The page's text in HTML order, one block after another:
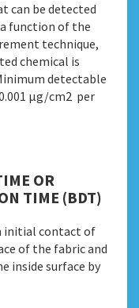
can be detected
function of the
technique,
chemical is
detectable
μg/cm2 per
OR
TIME (BDT)
initial contact of
of the fabric and
inside surface by